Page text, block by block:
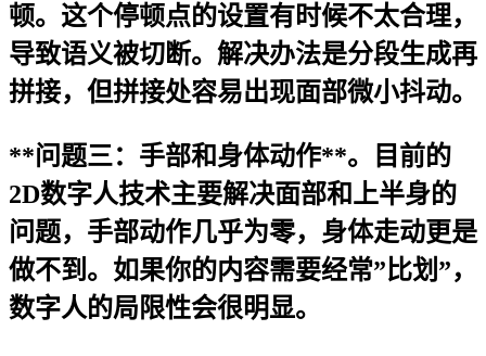
顿。这个停顿点的设置有时候不太合理，
导致语义被切断。解决办法是分段生成再
拼接，但拼接处容易出现面部微小抖动。
**问题三：手部和身体动作**。目前的
2D数字人技术主要解决面部和上半身的
问题，手部动作几乎为零，身体走动更是
做不到。如果你的内容需要经常”比划”，
数字人的局限性会很明显。